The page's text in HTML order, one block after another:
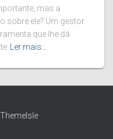
mas a
sobre ele? Um gestor
que lhe dá
Ler mais…
ThemeIsle